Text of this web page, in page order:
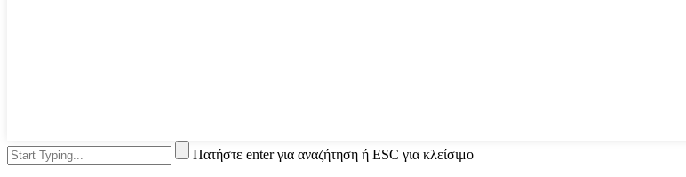
Πατήστε enter για αναζήτηση ή ESC για κλείσιμο